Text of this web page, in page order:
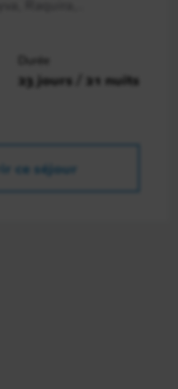
Durée
23 jours / 21 nuits
ce séjour